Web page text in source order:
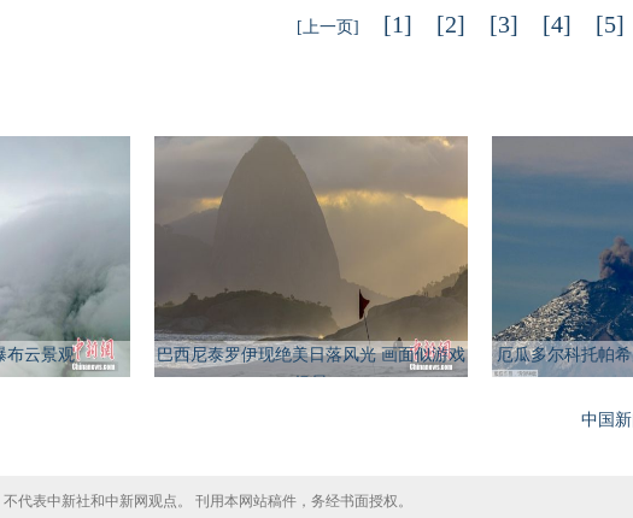
[上一页] [1] [2] [3] [4] [5]
布云景观
巴西尼泰罗伊现绝美日落风光 画面似游戏
厄瓜多尔科托帕
中国
代表中新社和中新网观点。 刊用本网站稿件，务经书面授权。